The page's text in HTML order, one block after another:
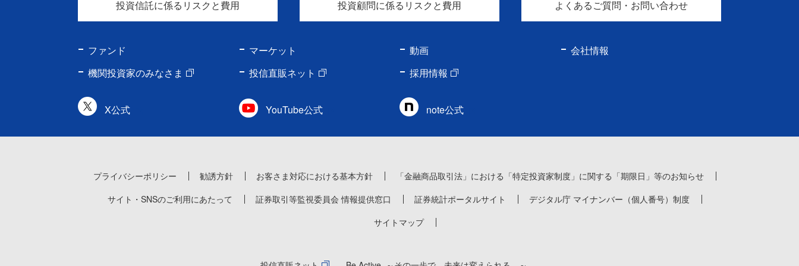
投資信託に係るリスクと費用 投資顧問に係るリスクと費用 よくあるご質問・お問い合わせ
ファンド マーケット 動画
会社情報
機関投資家のみなさま
投信直販ネット 採用情報
X公式 YouTube公式 note公式
プライバシーポリシー 勧誘方針 お客さま対応における基本方針
「金融商品取引法」における「特定投資家制度」に関する「期限日」等のお知らせ
サイト・SNSのご利用にあたって
証券取引等監視委員会 情報提供窓口 証券統計ポータルサイト
デジタル庁 マイナンバー（個人番号）制度
サイトマップ